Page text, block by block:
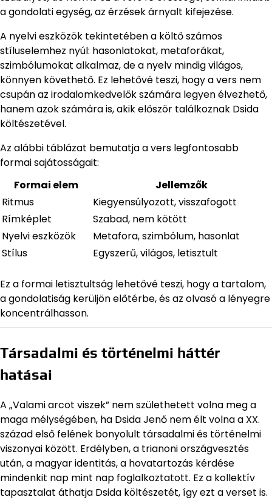
a gondolati egység, az érzések árnyalt kifejezése.
A nyelvi eszközök tekintetében a költő számos
stíluselemhez nyúl: hasonlatokat, metaforákat,
szimbólumokat alkalmaz, de a nyelv mindig világos,
könnyen követhető. Ez lehetővé teszi, hogy a vers nem
csupán az irodalomkedvelők számára legyen élvezhető,
hanem azok számára is, akik először találkoznak Dsida
költészetével.
Az alábbi táblázat bemutatja a vers legfontosabb
formai sajátosságait:
Formai elem
Jellemzők
Ritmus
Kiegyensúlyozott, visszafogott
Rímképlet
Szabad, nem kötött
Nyelvi eszközök
Metafora, szimbólum, hasonlat
Stílus
Egyszerű, világos, letisztult
Ez a formai letisztultság lehetővé teszi, hogy a tartalom,
a gondolatiság kerüljön előtérbe, és az olvasó a lényegre
koncentrálhasson.
Társadalmi és történelmi háttér
hatásai
A „Valami arcot viszek” nem születhetett volna meg a
maga mélységében, ha Dsida Jenő nem élt volna a XX.
század első felének bonyolult társadalmi és történelmi
viszonyai között. Erdélyben, a trianoni országvesztés
után, a magyar identitás, a hovatartozás kérdése
mindenkit nap mint nap foglalkoztatott. Ez a kollektív
tapasztalat áthatja Dsida költészetét, így ezt a verset is.